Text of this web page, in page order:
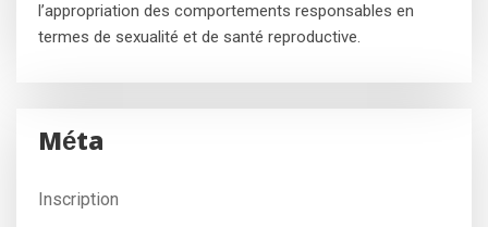
l’appropriation des comportements responsables en
termes de sexualité et de santé reproductive.
Méta
Inscription